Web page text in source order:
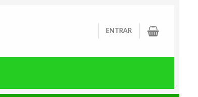
ENTRAR